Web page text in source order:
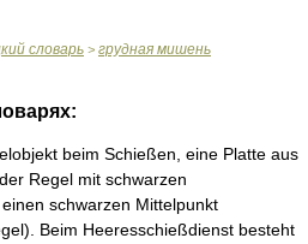
словарь > грудная мишень
beim Schießen, eine Platte aus
Regel mit schwarzen
schwarzen Mittelpunkt
Beim Heeresschießdienst besteht